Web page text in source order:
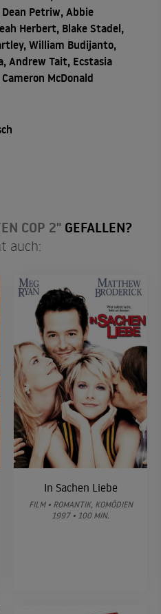
Petriw, Abbie
Herbert, Blake Stadel,
William Budijanto,
Andrew Tait, Ecstasia
McDonald
COP 2" GEFALLEN?
auch:
In Sachen Liebe
FILM • ROMANTIK, KOMÖDIEN
1997 • 100 MIN.